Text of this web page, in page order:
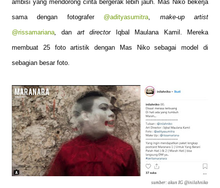
ambisi yang mendorong cinta bergerak lebih jauh. Mas Niko bekerja
sama dengan fotografer @adityasumitra, make-up artist
@rissamariana,dan art director Iqbal Maulana Kamil. Mereka
membuat 25 foto artistik dengan Mas Niko sebagai model di
sebagian besar foto.
sumber: akun IG @inilahniko